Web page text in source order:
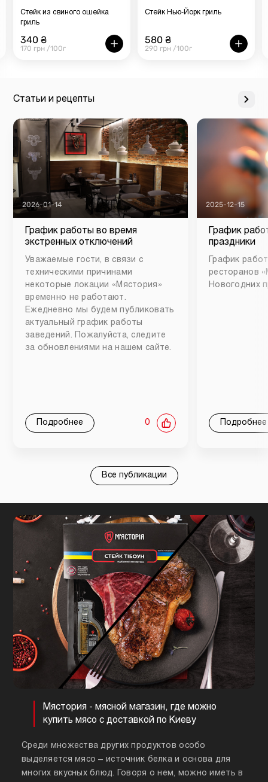
Стейк из свиного ошейка
гриль
340 ₴
170 грн /100г
Стейк Нью-Йорк гриль
580 ₴
290 грн /100г
Статьи и рецепты
2026-01-14
График работы во время
экстренных отключений
Уважаемые гости, в связи с
техническими причинами
некоторые локации «Мястория»
временно не работают.
Ежедневно мы будем публиковать
актуальный график работы
заведений. Пожалуйста, следите
за обновлениями на нашем сайте.
Подробнее 0
2025-12-15
График
праздники
График
ресторанов
Новогодних
Подробнее
Все публикации
Мястория - мясной магазин, где можно
купить мясо с доставкой по Киеву
Среди множества других продуктов особо
выделяется мясо – источник белка и основа для
многих вкусных блюд. Говоря о нем, можно иметь в